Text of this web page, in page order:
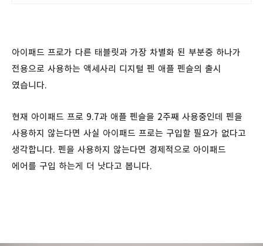
아이패드 프로가 다른 태블릿과 가장 차별화 된 부분중 하나가
전용으로 사용하는 액세사리 디지털 펜 애플 펜슬의 출시
였습니다.
현재 아이패드 프로 9.7과 애플 펜슬을 2주째 사용중인데 펜을
사용하지 않는다면 사실 아이패드 프로는 구입할 필요가 없다고
생각합니다. 펜을 사용하지 않는다면 경제적으로 아이패드
에어를 구입 하는게 더 낫다고 봅니다.